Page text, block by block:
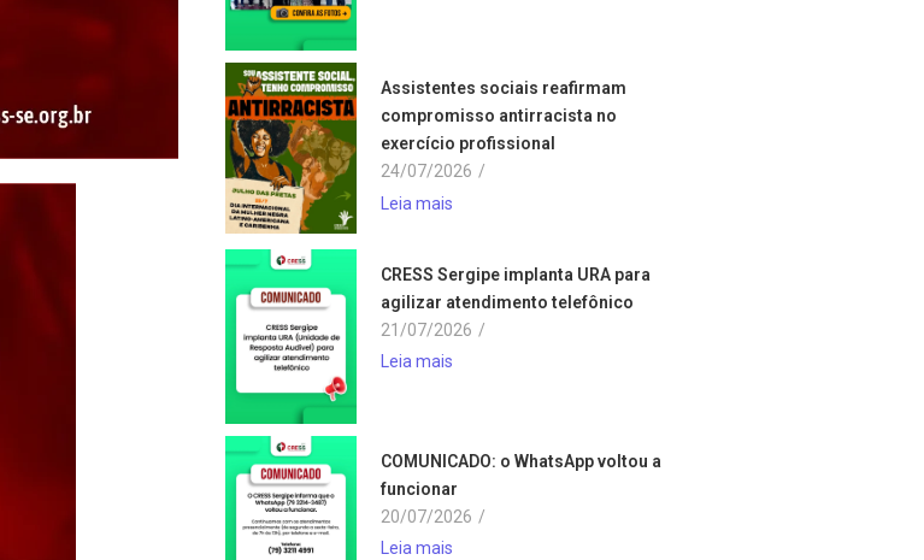
Assistentes sociais reafirmam
compromisso antirracista no
exercício profissional
24/07/2026 /
Leia mais
CRESS Sergipe implanta URA para
agilizar atendimento telefônico
21/07/2026 /
Leia mais
COMUNICADO: o WhatsApp voltou a
funcionar
20/07/2026 /
Leia mais